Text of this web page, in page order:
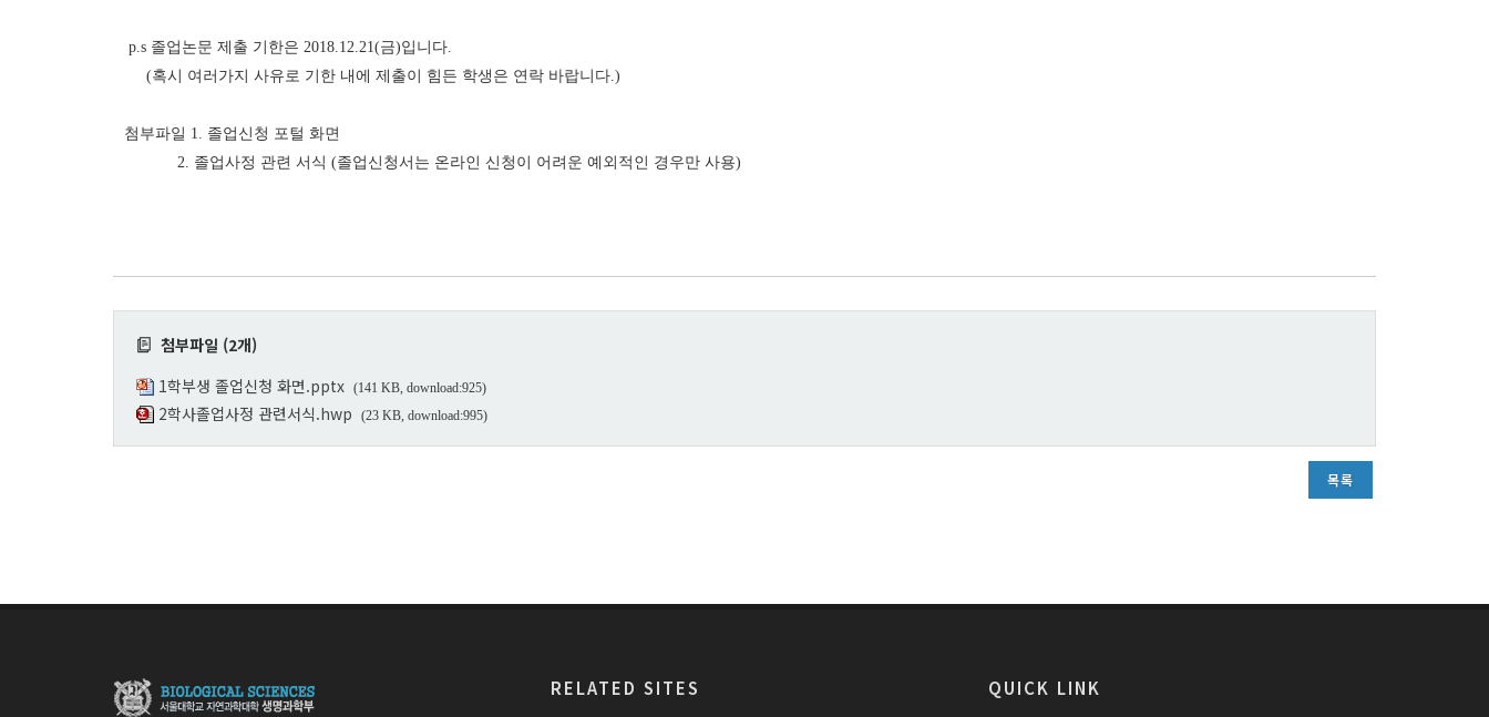
p.s 졸업논문 제출 기한은 2018.12.21(금)입니다
(혹시 여러가지 사유로 기한 내에 제출이 힘든 학생은 연락 바랍니다 .)
첨부파일 1. 졸업신청 포털 화면
2. 졸업사정 관련 서식 (졸업신청서는 온라인 신청이 어려운 예외적인 경우만 사용)
첨부파일 (2개)
1학부생 졸업신청 화면.pptx (141 KB, download:925)
2학사졸업사정 관련서식.hwp (23 KB, download:995)
목록
RELATED SITES QUICK LINK